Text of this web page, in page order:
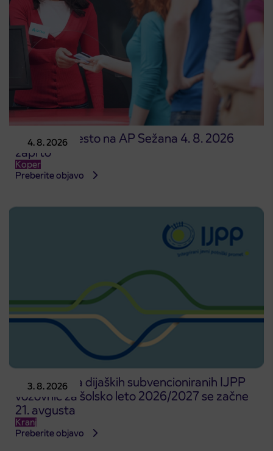
4. 8. 2026
Prodajno mesto na AP Sežana 4. 8. 2026
zaprto
Koper
Preberite objavo
3. 8. 2026
Predprodaja dijaških subvencioniranih IJPP
vozovnic za šolsko leto 2026/2027 se začne
21. avgusta
Kranj
Preberite objavo